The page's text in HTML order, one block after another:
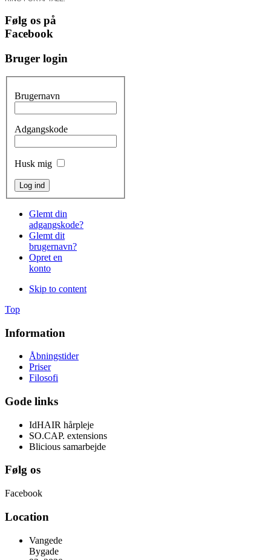
Følg os på
Facebook
Bruger login
Brugernavn
Adgangskode
Husk mig
Glemt din
adgangskode?
Glemt dit
brugernavn?
Opret en
konto
Skip to content
Top
Information
Åbningstider
Priser
Filosofi
Gode links
IdHAIR hårpleje
SO.CAP. extensions
Blicious samarbejde
Følg os
Facebook
Location
Vangede
Bygade